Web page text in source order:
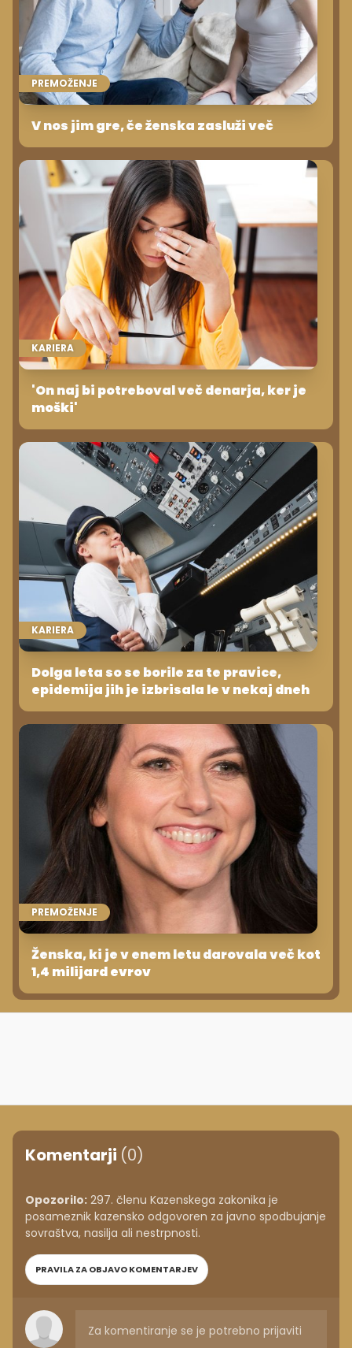
PREMOŽENJE
V nos jim gre, če ženska zasluži več
KARIERA
'On naj bi potreboval več denarja, ker je
moški'
KARIERA
Dolga leta so se borile za te pravice,
epidemija jih je izbrisala le v nekaj dneh
PREMOŽENJE
Ženska, ki je v enem letu darovala več kot
1,4 milijard evrov
Komentarji (0)
Opozorilo: 297. členu Kazenskega zakonika je
posameznik kazensko odgovoren za javno spodbujanje
sovraštva, nasilja ali nestrpnosti.
PRAVILA ZA OBJAVO KOMENTARJEV